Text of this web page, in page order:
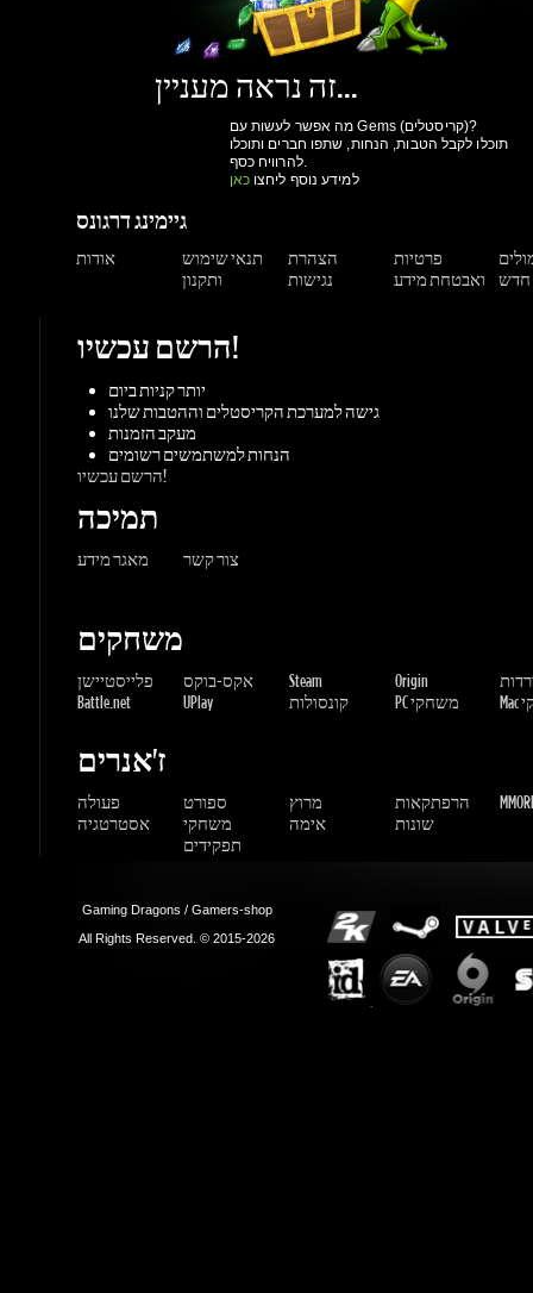
תוכלו לקבל הטבות, הנחות, שתפו חברים ותוכלו
להרוויח כסף.
למידע נוסף ליחצו
גיימינג דרגונס
תנאי שימוש
הצהרת
נגישות
פרטיות
ואבטחת מידע
יותר קניות ביום
גישה למערכת הקריסטלים וההטבות שלנו
הרשם עכשיו!
תמיכה
מאגר מידע צור קשר
משחקים
פלייסטיישן אקס-בוקס
UPlay
ז'אנרים
מרוץ הרפתקאות
אסטרטגיה
משחקי
תפקידים
אימה שונות
Gaming Dragons / Gamers-shop
All Rights Reserved. © 2015-2026